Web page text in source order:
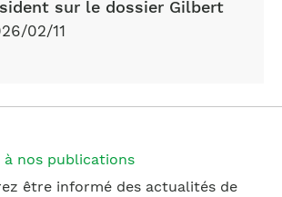
sur le dossier Gilbert
02/11
à nos publications
être informé des actualités de